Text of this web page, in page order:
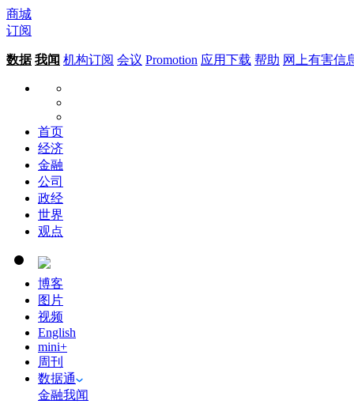
商城
订阅
数据 我闻 机构订阅 会议 Promotion 应用下载 帮助 网上有害信
首页
经济
金融
公司
政经
世界
观点
博客
图片
视频
English
mini+
周刊
数据通
金融我闻